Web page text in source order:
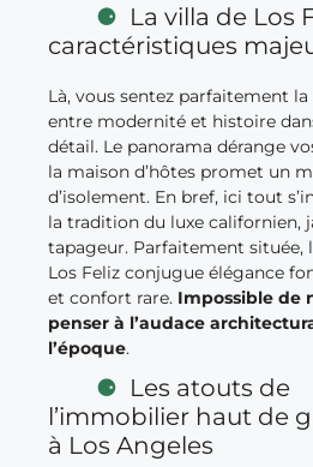
La villa de Los
caractéristiques
Là, vous sentez parfaitement
entre modernité et histoire
détail. Le panorama dérange
la maison d’hôtes promet un
d’isolement. En bref, ici tout
la tradition du luxe californien,
tapageur. Parfaitement située,
Los Feliz conjugue élégance
et confort rare. Impossible de
penser à l’audace
l’époque.
Les atouts de
l’immobilier haut de
à Los Angeles